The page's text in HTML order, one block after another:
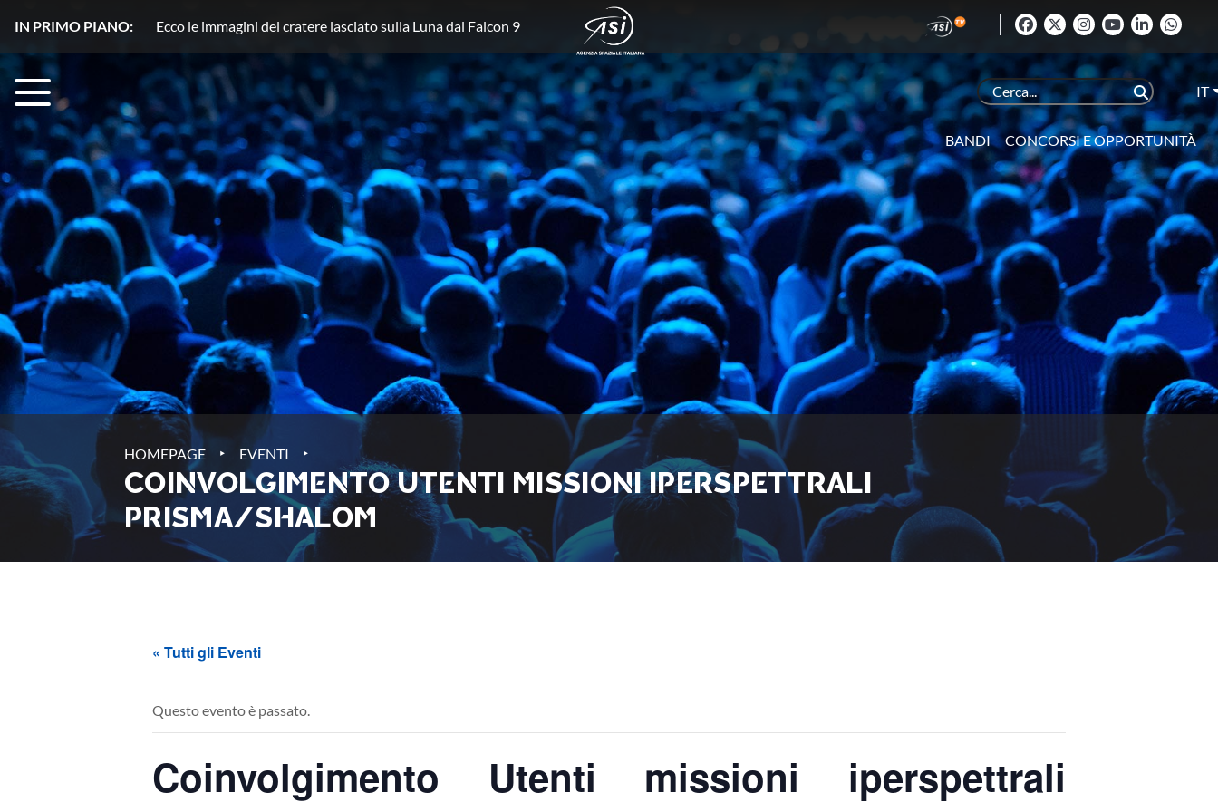
IN PRIMO PIANO: Plutone, azoto in movimento
IT
BANDI CONCORSI E OPPORTUNITÀ
HOMEPAGE ‣ EVENTI ‣
COINVOLGIMENTO UTENTI MISSIONI IPERSPETTRALI
PRISMA/SHALOM
« Tutti gli Eventi
Questo evento è passato.
Coinvolgimento Utenti missioni iperspettrali